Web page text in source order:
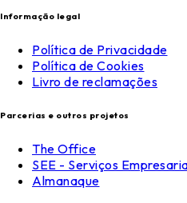
Informação legal
Política de Privacidade
Política de Cookies
Livro de reclamações
Parcerias e outros projetos
The Office
SEE - Serviços
Almanaque